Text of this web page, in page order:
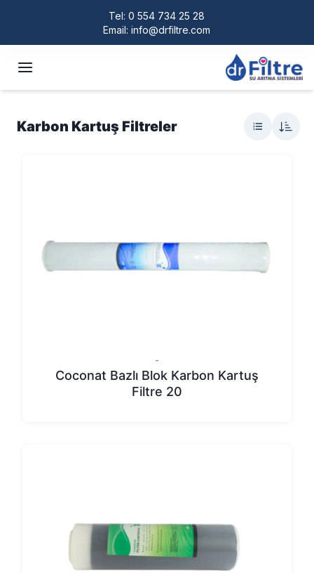
Tel:0 554 734 25 28
Email:info@drfiltre.com
Karbon Kartuş Filtreler
-
Coconat Bazlı Blok Karbon Kartuş
Filtre 20